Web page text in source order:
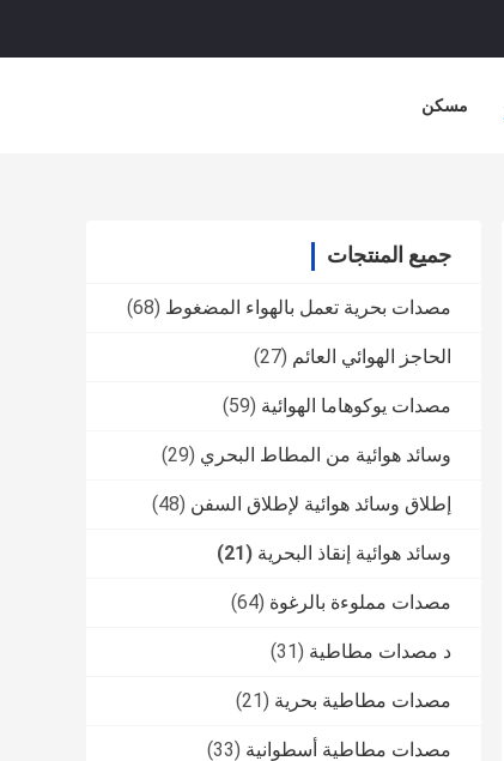
مسكن
جميع المنتجات
مصدات بحرية تعمل بالهواء المضغوط (68)
الحاجز الهوائي العائم (27)
مصدات يوكوهاما الهوائية (59)
وسائد هوائية من المطاط البحري (29)
إطلاق وسائد هوائية لإطلاق السفن (48)
وسائد هوائية إنقاذ البحرية (21)
مصدات مملوءة بالرغوة (64)
د مصدات مطاطية (31)
مصدات مطاطية بحرية (21)
مصدات مطاطية أسطوانية (33)